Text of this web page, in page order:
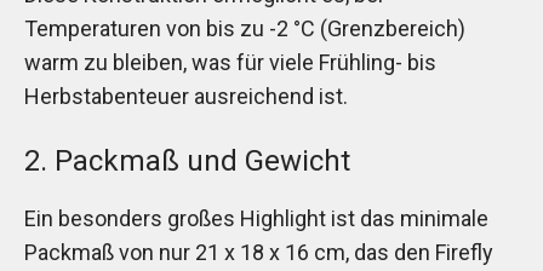
Temperaturen von bis zu -2 °C (Grenzbereich)
warm zu bleiben, was für viele Frühling- bis
Herbstabenteuer ausreichend ist.
2. Packmaß und Gewicht
Ein besonders großes Highlight ist das minimale
Packmaß von nur 21 x 18 x 16 cm, das den Firefly